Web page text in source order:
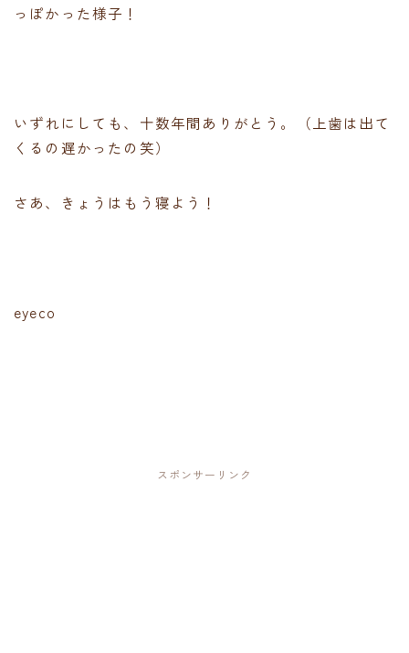
っぽかった様子！
いずれにしても、十数年間ありがとう。（上歯は出て
くるの遅かったの笑）
さあ、きょうはもう寝よう！
eyeco
スポンサーリンク